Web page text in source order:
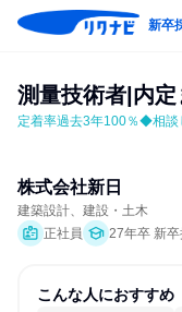
新卒
測量技術者|内
定着率過去3年100％◆相談
株式会社新日
建築設計、建設・土木
正社員
27年卒 新卒
こんな人におすすめ